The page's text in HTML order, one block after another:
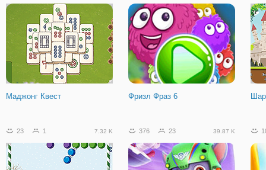
Маджонг Квест Фризл Фраз 6
23 1 7.32 K 376 23 39.87 K